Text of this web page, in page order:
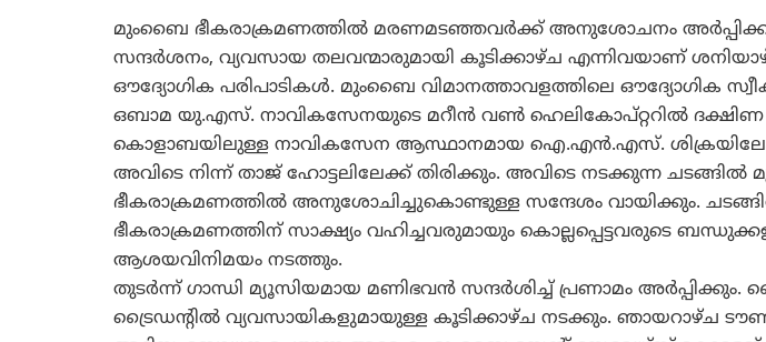
മുംബൈ ഭീകരാക്രമണത്തില്‍ മരണമടഞ്ഞവര്‍ക്ക് അനുശോചനം
സന്ദര്‍ശനം, വ്യവസായ തലവന്മാരുമായി കൂടിക്കാഴ്ച എന്നിവയാണ്
ഔദ്യോഗിക പരിപാടികള്‍. മുംബൈ വിമാനത്താവളത്തിലെ ഔദ്യോഗിക
ഒബാമ യു.എസ്. നാവികസേനയുടെ മറീന്‍ വണ്‍ ഹെലികോപ്റ്ററില്‍
കൊളാബയിലുള്ള നാവികസേന ആസ്ഥാനമായ ഐ.എന്‍.എസ്.
അവിടെ നിന്ന് താജ് ഹോട്ടലിലേക്ക് തിരിക്കും. അവിടെ നടക്കുന്ന
ഭീകരാക്രമണത്തില്‍ അനുശോചിച്ചുകൊണ്ടുള്ള സന്ദേശം വായിക്കും.
ഭീകരാക്രമണത്തിന് സാക്ഷ്യം വഹിച്ചവരുമായും കൊല്ലപ്പെട്ടവരുടെ
ആശയവിനിമയം നടത്തും.
തുടര്‍ന്ന് ഗാന്ധി മ്യൂസിയമായ മണിഭവന്‍ സന്ദര്‍ശിച്ച് പ്രണാമം അര്‍പ്പിക്കും.
ട്രൈഡന്‍റില്‍ വ്യവസായികളുമായുള്ള കൂടിക്കാഴ്ച നടക്കും. ഞായറാഴ്ച